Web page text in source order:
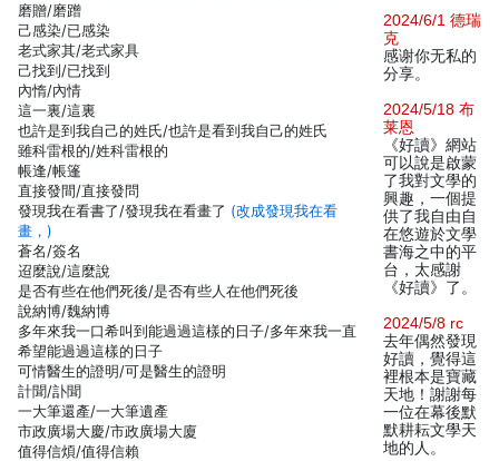
磨贈/磨蹭
己感染/已感染
老式家其/老式家具
己找到/已找到
內惰/內情
這一裏/這裏
也許是到我自己的姓氏/也許是看到我自己的姓氏
雖科雷根的/姓科雷根的
帳逢/帳篷
直接發間/直接發問
發現我在看書了/發現我在看畫了 (改成發現我在看
畫，)
蒼名/簽名
迢麼說/這麼說
是否有些在他們死後/是否有些人在他們死後
說納博/魏納博
多年來我一口希叫到能過過這樣的日子/多年來我一直
希望能過過這樣的日子
可情醫生的證明/可是醫生的證明
計聞/訃聞
一大筆還產/一大筆遺產
市政廣場大慶/市政廣場大廈
值得信煩/值得信賴
2024/6/1 德瑞
克
感谢你无私的
分享。
2024/5/18 布
莱恩
《好讀》網站
可以說是啟蒙
了我對文學的
興趣，一個提
供了我自由自
在悠遊於文學
書海之中的平
台，太感謝
《好讀》了。
2024/5/8 rc
去年偶然發現
好讀，覺得這
裡根本是寶藏
天地！謝謝每
一位在幕後默
默耕耘文學天
地的人。